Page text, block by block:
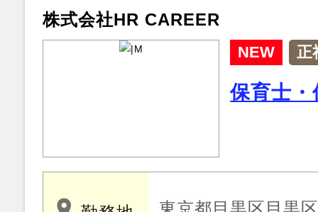
株式会社HR CAREER
NEW 正
保育士
東京都目黒区目黒